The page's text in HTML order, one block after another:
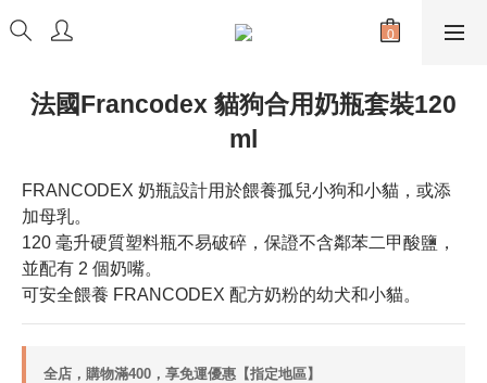
法國Francodex 貓狗合用奶瓶套裝120
ml
FRANCODEX 奶瓶設計用於餵養孤兒小狗和小貓，或添
加母乳。
120 毫升硬質塑料瓶不易破碎，保證不含鄰苯二甲酸鹽，
並配有 2 個奶嘴。
可安全餵養 FRANCODEX 配方奶粉的幼犬和小貓。
全店，購物滿400，享免運優惠【指定地區】